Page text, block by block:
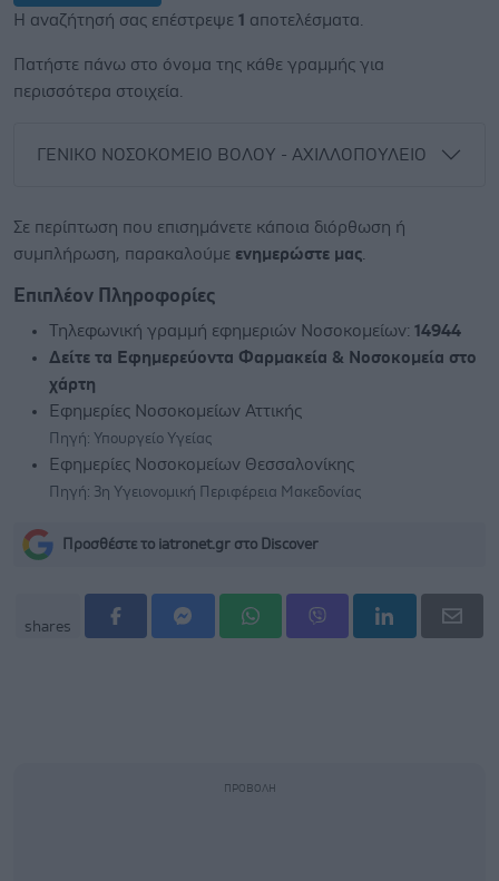
Η αναζήτησή σας επέστρεψε 1 αποτελέσματα.
Πατήστε πάνω στο όνομα της κάθε γραμμής για
περισσότερα στοιχεία.
ΓΕΝΙΚΟ ΝΟΣΟΚΟΜΕΙΟ ΒΟΛΟΥ - ΑΧΙΛΛΟΠΟΥΛΕΙΟ
Σε περίπτωση που επισημάνετε κάποια διόρθωση ή
συμπλήρωση, παρακαλούμε ενημερώστε μας
Επιπλέον Πληροφορίες
Τηλεφωνική γραμμή εφημεριών Νοσοκομείων: 14944
Δείτε τα Εφημερεύοντα Φαρμακεία & Νοσοκομεία στο
χάρτη
Εφημερίες Νοσοκομείων Αττικής
Πηγή: Υπουργείο Υγείας
Εφημερίες Νοσοκομείων Θεσσαλονίκης
Πηγή: 3η Υγειονομική Περιφέρεια Μακεδονίας
Προσθέστε το iatronet.gr στο Discover
shares